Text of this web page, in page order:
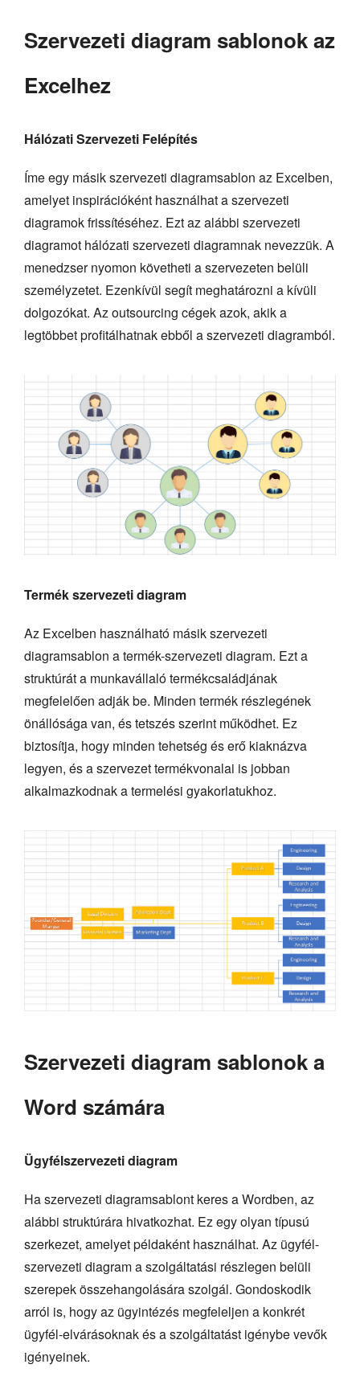
Szervezeti diagram sablonok az
Excelhez
Hálózati Szervezeti Felépítés
Íme egy másik szervezeti diagramsablon az Excelben,
amelyet inspirációként használhat a szervezeti
diagramok frissítéséhez. Ezt az alábbi szervezeti
diagramot hálózati szervezeti diagramnak nevezzük. A
menedzser nyomon követheti a szervezeten belüli
személyzetet. Ezenkívül segít meghatározni a kívüli
dolgozókat. Az outsourcing cégek azok, akik a
legtöbbet profitálhatnak ebből a szervezeti diagramból.
Termék szervezeti diagram
Az Excelben használható másik szervezeti
diagramsablon a termék-szervezeti diagram. Ezt a
struktúrát a munkavállaló termékcsaládjának
megfelelően adják be. Minden termék részlegének
önállósága van, és tetszés szerint működhet. Ez
biztosítja, hogy minden tehetség és erő kiaknázva
legyen, és a szervezet termékvonalai is jobban
alkalmazkodnak a termelési gyakorlatukhoz.
Szervezeti diagram sablonok a
Word számára
Ügyfélszervezeti diagram
Ha szervezeti diagramsablont keres a Wordben, az
alábbi struktúrára hivatkozhat. Ez egy olyan típusú
szerkezet, amelyet példaként használhat. Az ügyfél-
szervezeti diagram a szolgáltatási részlegen belüli
szerepek összehangolására szolgál. Gondoskodik
arról is, hogy az ügyintézés megfeleljen a konkrét
ügyfél-elvárásoknak és a szolgáltatást igénybe vevők
igényeinek.